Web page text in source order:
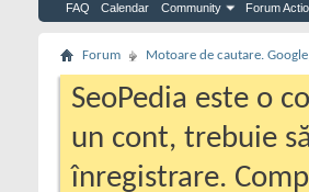
FAQ Calendar Community Forum
Forum Motoare de cautare.
SeoPedia este o
un cont, trebuie
înregistrare.